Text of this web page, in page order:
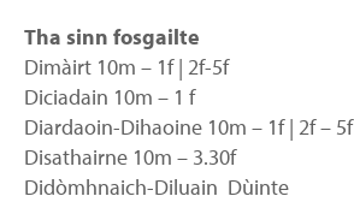
Tha sinn fosgailte
Dimàirt 10m – 1f | 2f-5f
Diciadain 10m – 1 f
Diardaoin-Dihaoine 10m – 1f | 2f – 5f
Disathairne 10m – 3.30f
Didòmhnaich-Diluain Dùinte